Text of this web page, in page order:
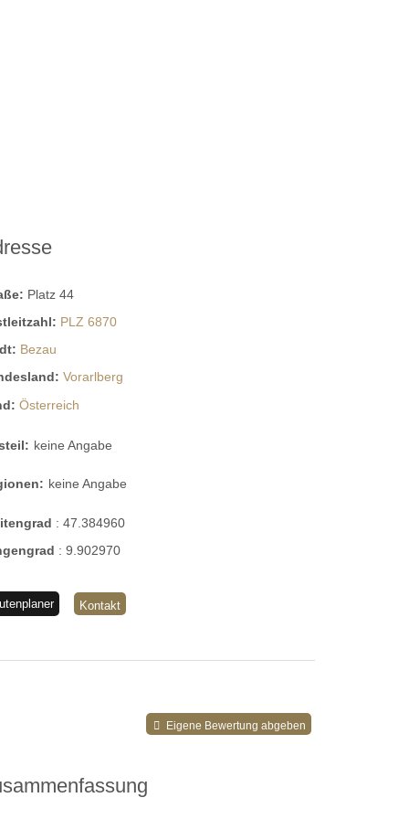
Platz 44
PLZ 6870
Bezau
Vorarlberg
Österreich
keine Angabe
keine Angabe
:47.384960
:9.902970
Kontakt
Eigene Bewertung abgeben